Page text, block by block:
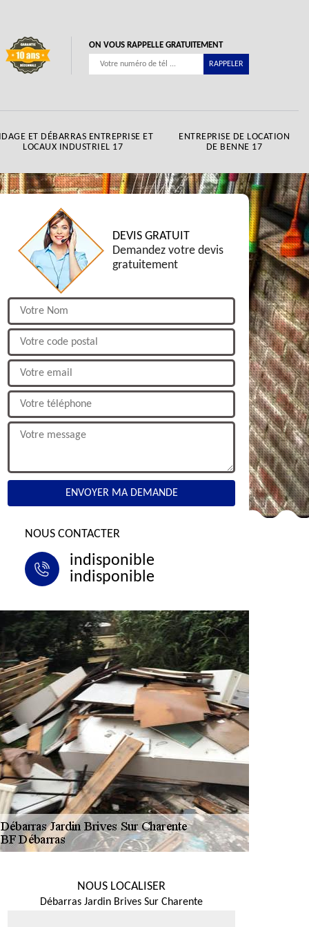
ON VOUS RAPPELLE GRATUITEMENT
ET DÉBARRAS ENTREPRISE ET
LOCAUX INDUSTRIEL 17
ENTREPRISE DE LOCATION
DE BENNE 17
DEVIS GRATUIT
Demandez votre devis
gratuitement
NOUS CONTACTER
indisponible
indisponible
NOUS LOCALISER
Débarras Jardin Brives Sur Charente